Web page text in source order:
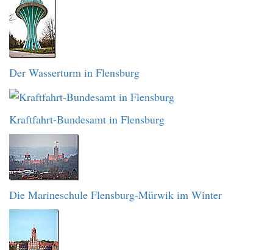
Der Wasserturm in Flensburg
Kraftfahrt-Bundesamt in Flensburg
Die Marineschule Flensburg-Mürwik im Winter